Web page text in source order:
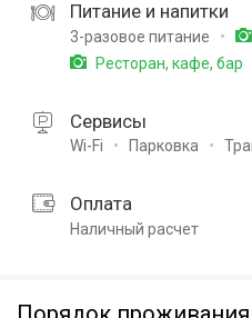
Питание и напитки
3-разовое питание
Ресторан, кафе, бар
Сервисы
Wi-Fi Парковка
Оплата
Наличный расчет